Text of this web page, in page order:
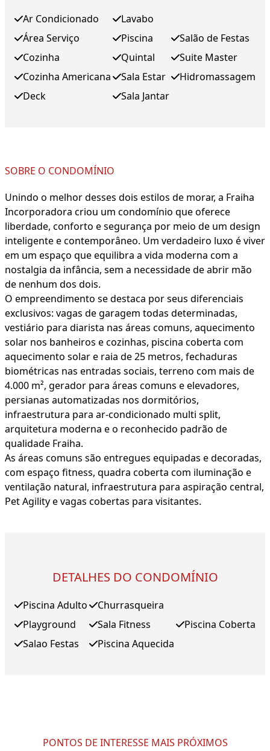
Ar Condicionado
Área Serviço
Cozinha
Cozinha Americana
Deck
Lavabo
Piscina
Quintal
Sala Estar
Sala Jantar
Salão de Festas
Suite Master
Hidromassagem
SOBRE O CONDOMÍNIO
Unindo o melhor desses dois estilos de morar, a Fraiha
Incorporadora criou um condomínio que oferece
liberdade, conforto e segurança por meio de um design
inteligente e contemporâneo. Um verdadeiro luxo é viver
em um espaço que equilibra a vida moderna com a
nostalgia da infância, sem a necessidade de abrir mão
de nenhum dos dois.
O empreendimento se destaca por seus diferenciais
exclusivos: vagas de garagem todas determinadas,
vestiário para diarista nas áreas comuns, aquecimento
solar nos banheiros e cozinhas, piscina coberta com
aquecimento solar e raia de 25 metros, fechaduras
biométricas nas entradas sociais, terreno com mais de
4.000 m², gerador para áreas comuns e elevadores,
persianas automatizadas nos dormitórios,
infraestrutura para ar-condicionado multi split,
arquitetura moderna e o reconhecido padrão de
qualidade Fraiha.
As áreas comuns são entregues equipadas e decoradas,
com espaço fitness, quadra coberta com iluminação e
ventilação natural, infraestrutura para aspiração central,
Pet Agility e vagas cobertas para visitantes.
DETALHES DO CONDOMÍNIO
Piscina Adulto
Playground
Salao Festas
Churrasqueira
Sala Fitness
Piscina Aquecida
Piscina Coberta
PONTOS DE INTERESSE MAIS PRÓXIMOS